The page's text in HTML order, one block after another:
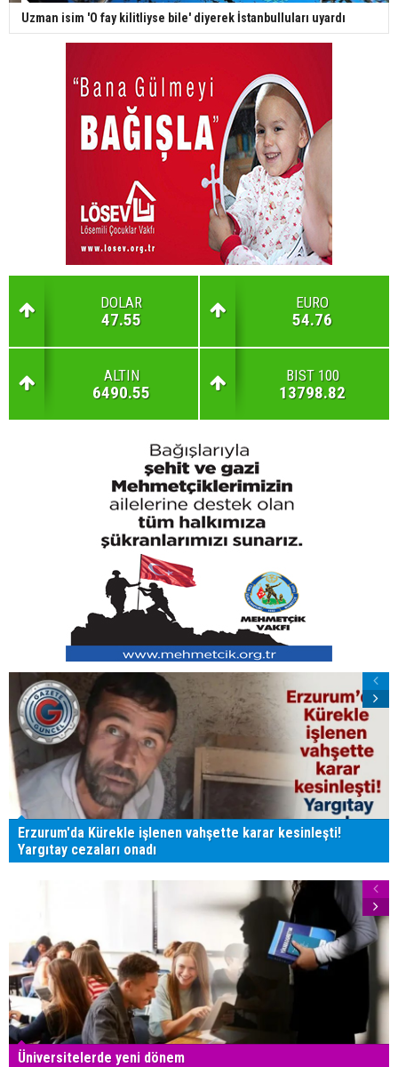
Uzman isim 'O fay kilitliyse bile' diyerek İstanbulluları uyardı
DOLAR
47.55
EURO
54.76
ALTIN
6490.55
BIST 100
13798.82
Erzurum'da Kürekle işlenen vahşette karar kesinleşti!
Yargıtay cezaları onadı
Üniversitelerde yeni dönem